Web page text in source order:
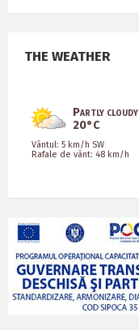
THE WEATHER
Partly cloudy
20°C
Vântul: 5 km/h SW
Rafale de vânt: 48 km/h